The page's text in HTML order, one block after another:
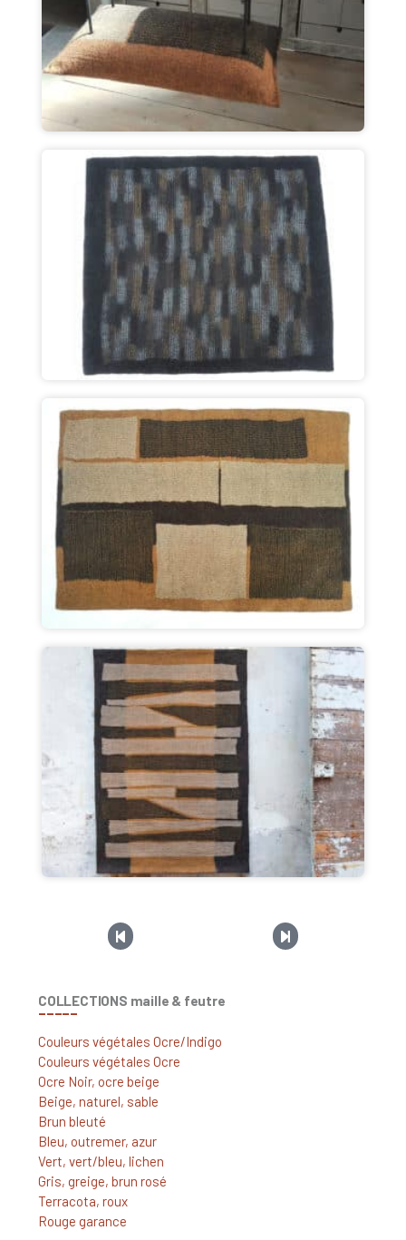
COLLECTIONS maille & feutre
_____
Couleurs végétales Ocre/Indigo
Couleurs végétales Ocre
Ocre Noir, ocre beige
Beige, naturel, sable
Brun bleuté
Bleu, outremer, azur
Vert, vert/bleu, lichen
Gris, greige, brun rosé
Terracota, roux
Rouge garance